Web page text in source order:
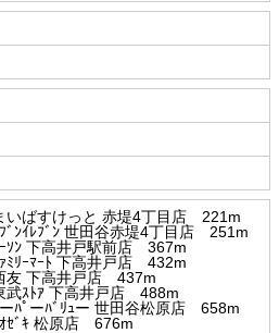
いばすけっと 赤堤4丁目店 221m
ﾞﾝｲﾚﾌﾞﾝ 世田谷赤堤4丁目店 251m
ｿﾝ 下高井戸駅前店 367m
ﾐﾘｰﾏｰﾄ 下高井戸店 432m
友 下高井戸店 437m
武ｽﾄｱ 下高井戸店 488m
ﾊﾟーﾊﾞﾘｭー 世田谷松原店 658m
ｾﾞｷ 松原店 676m